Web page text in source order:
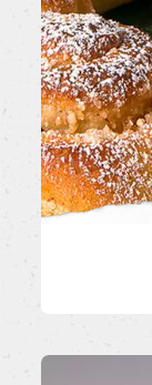
Vegetariano